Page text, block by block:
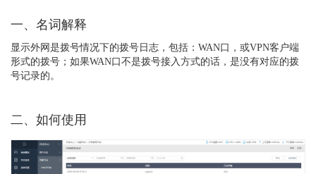
一、名词解释
显示外网是拨号情况下的拨号日志，包括：WAN口，或VPN客户端
形式的拨号；如果WAN口不是拨号接入方式的话，是没有对应的拨
号记录的。
二、如何使用